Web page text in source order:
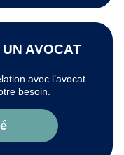
AVOCAT
avec l’avocat
besoin.